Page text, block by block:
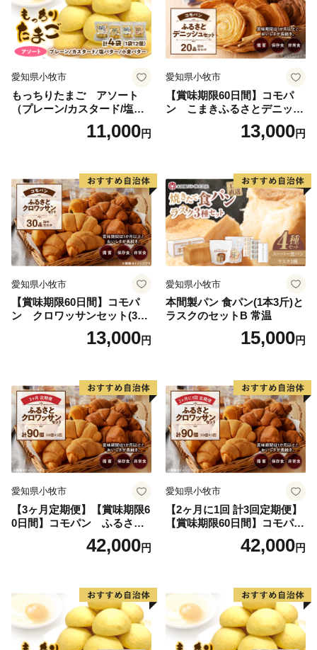
愛知県小牧市
もっちりたまご アソート
（プレーン/カスタード/塩バ
ター/小倉バター）11,000円
愛知県小牧市
【賞味期限60日間】コモパ
ン こまきふるさとデニッシ
ュセット（20個入り）／災害
用備蓄 保存食 非常食 防災グ
13,000円
愛知県小牧市
【賞味期限60日間】コモパ
ン クロワッサンセット(30
個入り)／災害用備蓄 保存食
非常食 防災グッズにも
13,000円
愛知県小牧市
本間製パン 食パン(1本3斤)と
ラスクのセットB 常温
15,000円
愛知県小牧市
【3ヶ月定期便】【賞味期限6
0日間】コモパン ふるさと
クロワッサンセット（計90
個）／災害用備蓄 保存食 非
42,000円
愛知県小牧市
【2ヶ月に1回 計3回定期便】
【賞味期限60日間】コモパ
ン ふるさとクロワッサンセ
ット（計90個）／災害用備蓄
42,000円